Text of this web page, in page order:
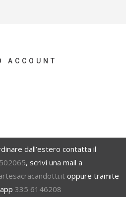
ACCOUNT
dall’estero contatta il
, scrivi una mail a
oppure tramite
335 6146208